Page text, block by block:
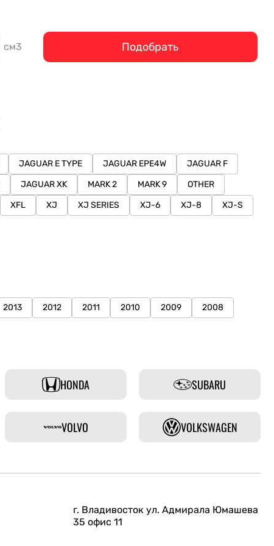
см3 Подобрать
JAGUAR E TYPE JAGUAR EPE4W
JAGUAR F
JAGUAR XK MARK 2 MARK 9
OTHER
XFL XJ XJ SERIES XJ-6 XJ-8
XJ-S
2013 2012 2011 2010 2009
2008
HONDA SUBARU
VOLVO VOLKSWAGEN
г. Владивосток ул. Адмирала Юмашева
35 офис 11